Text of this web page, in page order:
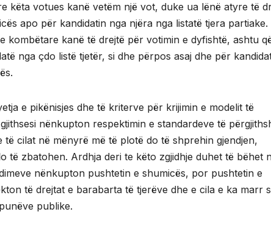
këta votues kanë vetëm një vot, duke ua lënë atyre të
apo për kandidatin nga njëra nga listatë tjera partiake.
kombëtare kanë të drejtë për votimin e dyfishtë, ashtu
nga çdo listë tjetër, si dhe përpos asaj dhe për
e pikënisjes dhe të kriterve për krijimin e modelit të
nënkupton respektimin e standardeve të
cilat në mënyrë më të plotë do të shprehin gjendjen,
të zbatohen. Ardhja deri te këto zgjidhje duhet të bëhet
nënkupton pushtetin e shumicës, por pushtetin e
të drejtat e barabarta të tjerëve dhe e cila e ka marr
publike.